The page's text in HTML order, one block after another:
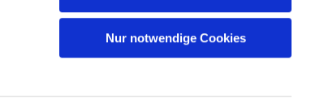
Nur notwendige Cookies